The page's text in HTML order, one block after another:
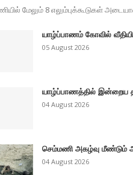
மேலும் 8 எலும்புக்கூடுகள்
யாழ்ப்பாணம் கோவில்
05 August 2026
யாழ்ப்பாணத்தில் இன்றைய
04 August 2026
செம்மணி அகழ்வு மீண்டும்
04 August 2026